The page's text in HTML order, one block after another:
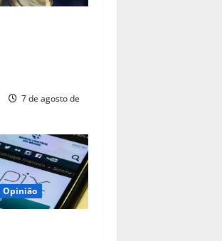
7 de agosto de
Opinião